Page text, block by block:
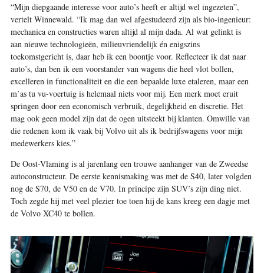
“Mijn diepgaande interesse voor auto’s heeft er altijd wel ingezeten”,
vertelt Winnewald. “Ik mag dan wel afgestudeerd zijn als bio-ingenieur:
mechanica en constructies waren altijd al mijn dada. Al wat gelinkt is
aan nieuwe technologieën, milieuvriendelijk én enigszins
toekomstgericht is, daar heb ik een boontje voor. Reflecteer ik dat naar
auto’s, dan ben ik een voorstander van wagens die heel vlot bollen,
excelleren in functionaliteit en die een bepaalde luxe etaleren, maar een
m’as tu vu-voertuig is helemaal niets voor mij. Een merk moet eruit
springen door een economisch verbruik, degelijkheid en discretie. Het
mag ook geen model zijn dat de ogen uitsteekt bij klanten. Omwille van
die redenen kom ik vaak bij Volvo uit als ik bedrijfswagens voor mijn
medewerkers kies.”
De Oost-Vlaming is al jarenlang een trouwe aanhanger van de Zweedse
autoconstructeur. De eerste kennismaking was met de S40, later volgden
nog de S70, de V50 en de V70. In principe zijn SUV’s zijn ding niet.
Toch zegde hij met veel plezier toe toen hij de kans kreeg een dagje met
de Volvo XC40 te bollen.